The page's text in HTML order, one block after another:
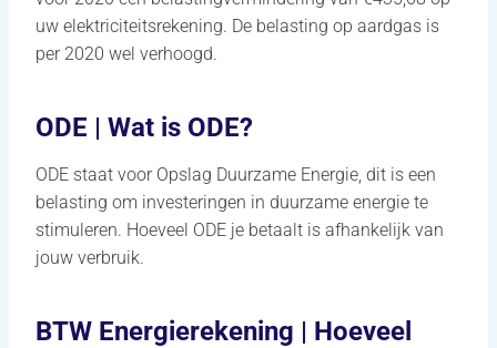
uw elektriciteitsrekening. De belasting op aardgas is
per 2020 wel verhoogd.
ODE | Wat is ODE?
ODE staat voor Opslag Duurzame Energie, dit is een
belasting om investeringen in duurzame energie te
stimuleren. Hoeveel ODE je betaalt is afhankelijk van
jouw verbruik.
BTW Energierekening | Hoeveel